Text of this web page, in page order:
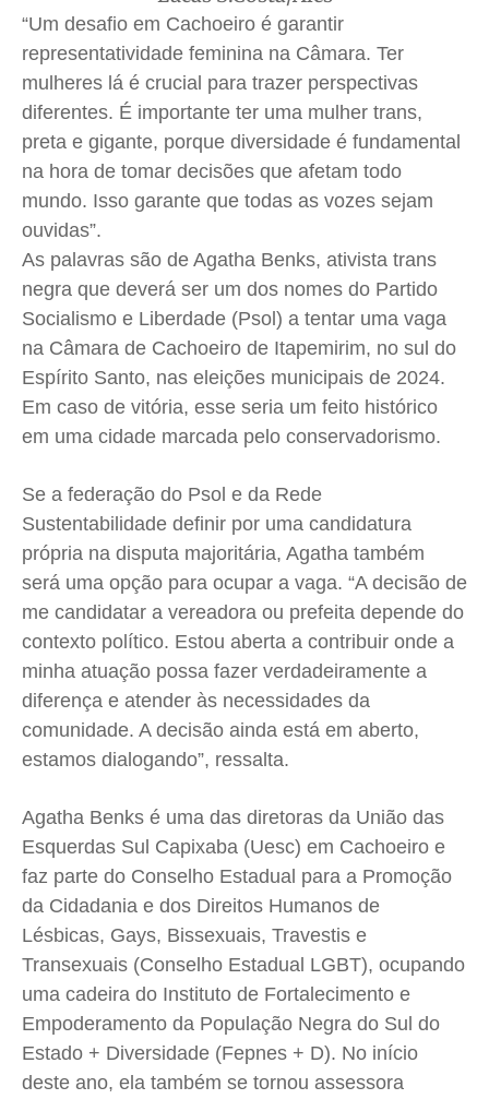
Quem Somos
Expediente
Contato
Anuncie
Quem Somos
Expediente
Contato
Anuncie
Quem Somos
Expediente
Contato
Anuncie
Quem Somos
Expediente
Contato
Anuncie
“Um desafio em Cachoeiro é garantir
representatividade feminina na Câmara. Ter
mulheres lá é crucial para trazer perspectivas
diferentes. É importante ter uma mulher trans,
preta e gigante, porque diversidade é fundamental
na hora de tomar decisões que afetam todo
mundo. Isso garante que todas as vozes sejam
ouvidas”.
As palavras são de Agatha Benks, ativista trans
negra que deverá ser um dos nomes do Partido
Socialismo e Liberdade (Psol) a tentar uma vaga
na Câmara de Cachoeiro de Itapemirim, no sul do
Espírito Santo, nas eleições municipais de 2024.
Em caso de vitória, esse seria um feito histórico
em uma cidade marcada pelo conservadorismo.
Se a federação do Psol e da Rede
Sustentabilidade definir por uma candidatura
própria na disputa majoritária, Agatha também
será uma opção para ocupar a vaga. “A decisão de
me candidatar a vereadora ou prefeita depende do
contexto político. Estou aberta a contribuir onde a
minha atuação possa fazer verdadeiramente a
diferença e atender às necessidades da
comunidade. A decisão ainda está em aberto,
estamos dialogando”, ressalta.
Agatha Benks é uma das diretoras da União das
Esquerdas Sul Capixaba (Uesc) em Cachoeiro e
faz parte do Conselho Estadual para a Promoção
da Cidadania e dos Direitos Humanos de
Lésbicas, Gays, Bissexuais, Travestis e
Transexuais (Conselho Estadual LGBT), ocupando
uma cadeira do Instituto de Fortalecimento e
Empoderamento da População Negra do Sul do
Estado + Diversidade (Fepnes + D). No início
deste ano, ela também se tornou assessora